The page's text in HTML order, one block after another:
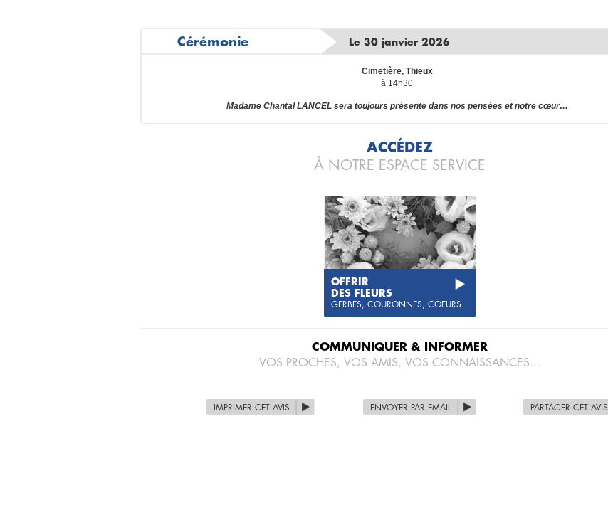
Cérémonie Le 30 janvier 2026
Cimetière, Thieux
à 14h30
Madame Chantal LANCEL sera toujours présente dans nos pensées et notre cœur…
ACCÉDEZ
À NOTRE ESPACE SERVICE
OFFRIR
DES FLEURS
GERBES, COURONNES, COEURS
COMMUNIQUER & INFORMER
VOS PROCHES, VOS AMIS, VOS CONNAISSANCES…
IMPRIMER CET AVIS ENVOYER PAR EMAIL PARTAGER CET AVIS